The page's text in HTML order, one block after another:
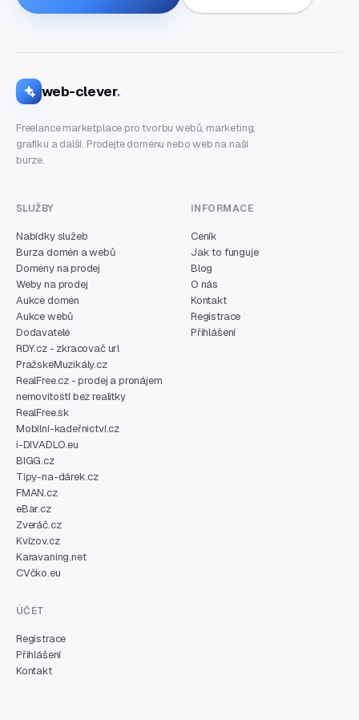
web-clever.
Freelance marketplace pro tvorbu webů, marketing,
grafiku a další. Prodejte doménu nebo web na naší
burze.
SLUŽBY
Nabídky služeb
Burza domén a webů
Domény na prodej
Weby na prodej
Aukce domén
Aukce webů
Dodavatelé
RDY.cz - zkracovač url
PražskéMuzikály.cz
RealFree.cz - prodej a pronájem
nemovitostí bez realitky
RealFree.sk
Mobilní-kadeřnictví.cz
i-DIVADLO.eu
BIGG.cz
Tipy-na-dárek.cz
FMAN.cz
eBar.cz
Zveráč.cz
Kvízov.cz
Karavaning.net
CVčko.eu
INFORMACE
Ceník
Jak to funguje
Blog
O nás
Kontakt
Registrace
Přihlášení
ÚČET
Registrace
Přihlášení
Kontakt